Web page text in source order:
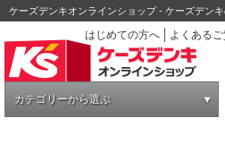
ケーズデンキオンラインショップ - ケーズデン
はじめての方へ
よくあるご
カテゴリーから選ぶ